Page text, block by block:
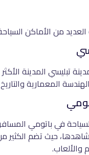
من الأماكن
تبليسي المدينة
المعمارية
في باتومي
حيث تضم الكثير من
والألعاب.